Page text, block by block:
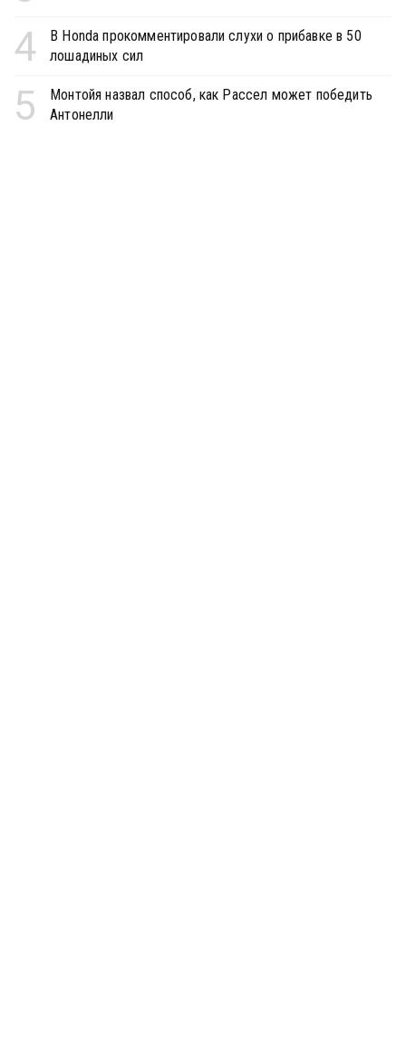
4
В Honda прокомментировали слухи о прибавке в 50
лошадиных сил
5
Монтойя назвал способ, как Рассел может победить
Антонелли